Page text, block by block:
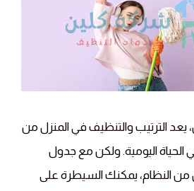
يعد الترتيب والتنظيف في المنزل من
الحياة اليومية. ولكن مع جدول
من النظام، يمكنك السيطرة على